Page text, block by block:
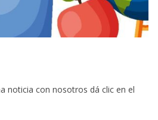
noticia con nosotros dá clic en el